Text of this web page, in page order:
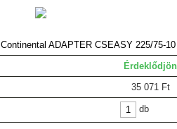
Continental ADAPTER CSEASY 225/75-10
Érdeklődjön
35 071 Ft
db